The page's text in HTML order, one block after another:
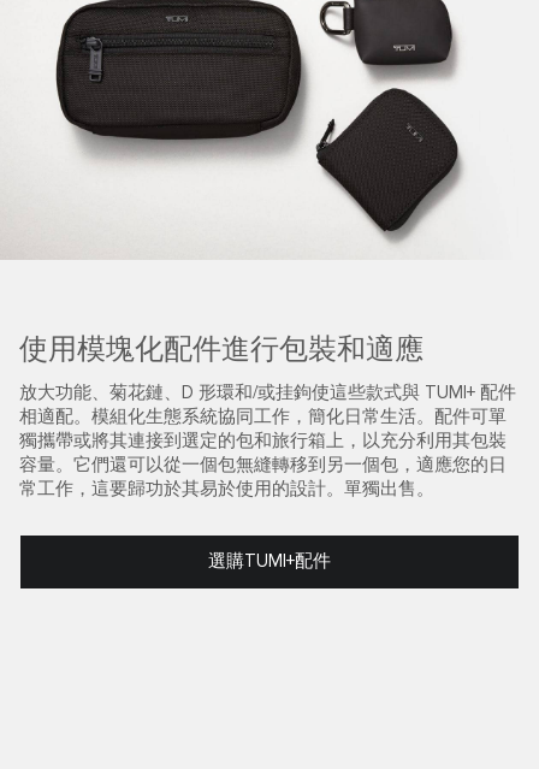
使用模塊化配件進行包裝和適應
放大功能、菊花鏈、D 形環和/或挂鉤使這些款式與 TUMI+ 配件
相適配。模組化生態系統協同工作，簡化日常生活。配件可單
獨攜帶或將其連接到選定的包和旅行箱上，以充分利用其包裝
容量。它們還可以從一個包無縫轉移到另一個包，適應您的日
常工作，這要歸功於其易於使用的設計。單獨出售。
選購TUMI+配件